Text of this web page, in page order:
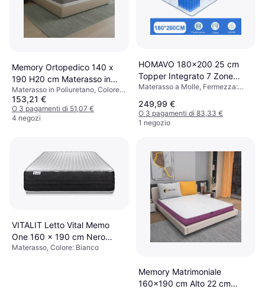
Memory Ortopedico 140 x
190 H20 cm Materasso in
Poliuretano
Materasso in Poliuretano, Colore:
Bianco
153,21 €
O 3 pagamenti di 51,07 €
4 negozi
HOMAVO 180x200 25 cm
Topper Integrato 7 Zone
Materasso a Molle
Materasso a Molle, Fermezza:
249,99 €
O 3 pagamenti di 83,33 €
1 negozio
VITALIT Letto Vital Memo
One 160 x 190 cm Nero
Materasso
Materasso, Colore: Bianco
Memory Matrimoniale
160x190 cm Alto 22 cm